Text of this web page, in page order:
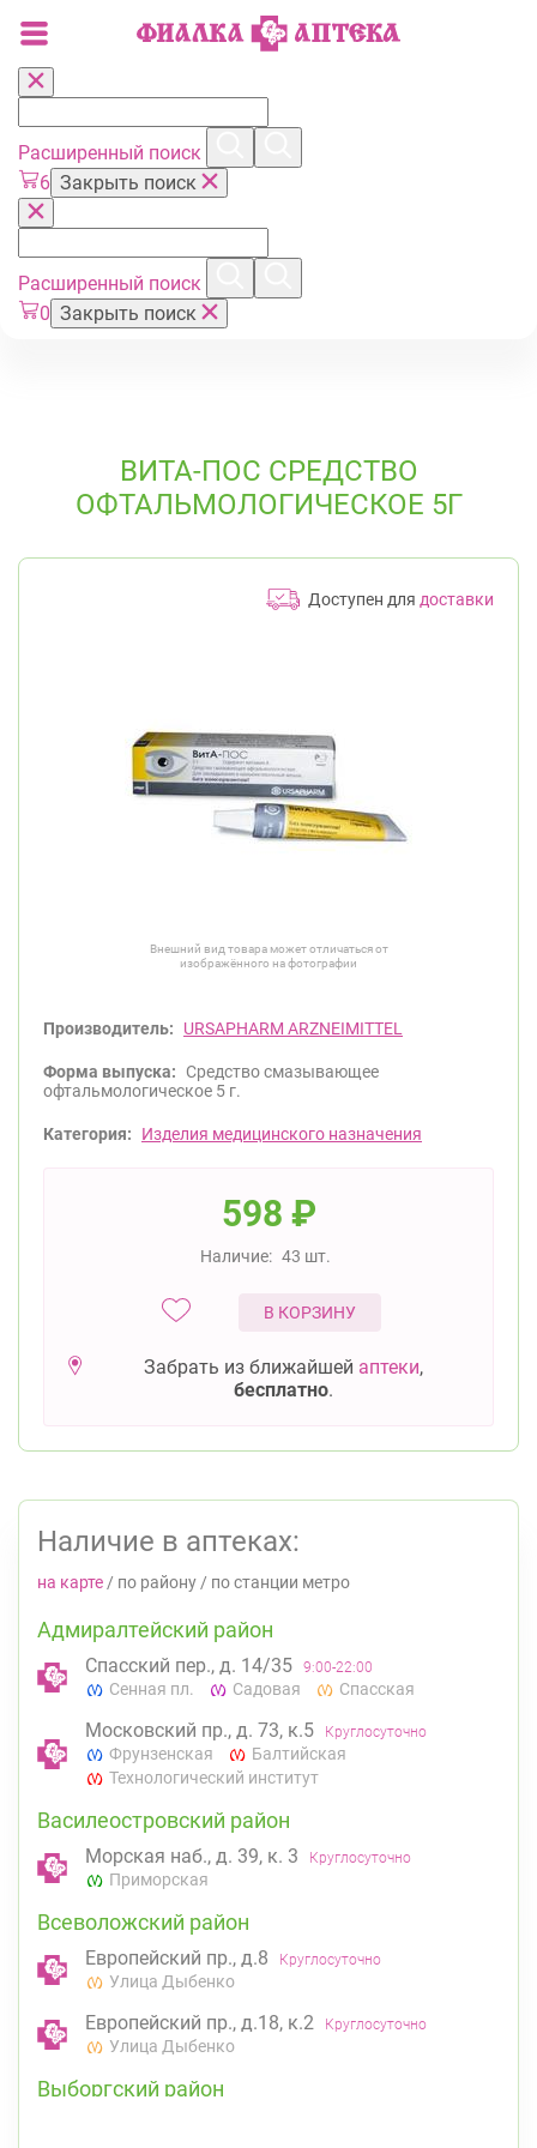
Расширенный поиск
6 Закрыть поиск
Расширенный поиск
0 Закрыть поиск
ВИТА-ПОС СРЕДСТВО
ОФТАЛЬМОЛОГИЧЕСКОЕ 5Г
Доступен для доставки
Внешний вид товара может отличаться от
изображённого на фотографии
Производитель: URSAPHARM ARZNEIMITTEL
Форма выпуска:
Средство смазывающее
офтальмологическое 5 г.
Категория: Изделия медицинского назначения
598 ₽
Наличие: 43 шт.
В КОРЗИНУ
Забрать из ближайшей аптеки,
бесплатно.
Наличие в аптеках:
на карте / по району / по станции метро
Адмиралтейский район
Спасский пер., д. 14/35 9:00-22:00
Сенная пл. Садовая Спасская
Московский пр., д. 73, к.5 Круглосуточно
Фрунзенская
Балтийская
Технологический институт
Василеостровский район
Морская наб., д. 39, к. 3 Круглосуточно
Приморская
Всеволожский район
Европейский пр., д.8 Круглосуточно
Улица Дыбенко
Европейский пр., д.18, к.2 Круглосуточно
Улица Дыбенко
Выборгский район